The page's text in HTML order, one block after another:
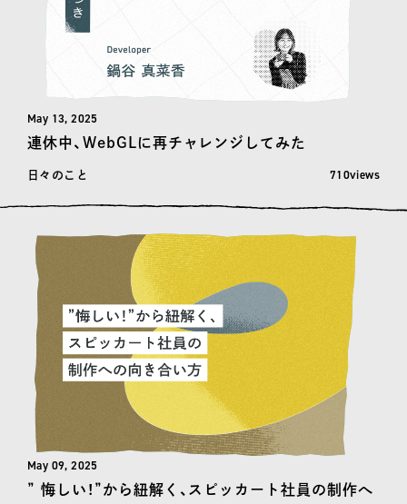
May 13, 2025
連休中、WebGLに再チャレンジしてみた
日々のこと 閲覧数: 710
710views
May 09, 2025
” 悔しい！”から紐解く、スピッカート社員の制作へ